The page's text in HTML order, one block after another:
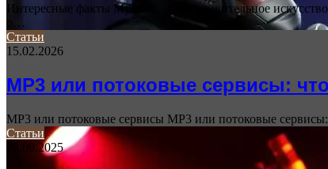
Интересные факты Музыка — это удивительное
о…
Статьи
15.02.2026
MP3 или потоковые сервисы:
MP3 или потоковые сервисы MP3 или потоковые
Статьи
28.09.2025